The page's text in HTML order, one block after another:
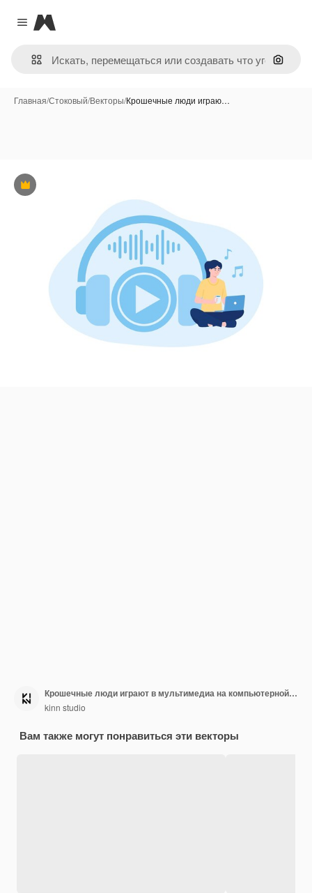
Close menu
Magnific
Поиск
Главная/Стоковый/Векторы/Крошечные люди играю…
Премиум
Крошечные люди играют в мультимедиа на компьютерной концепции плоской иллюстрации
kinn studio
Вам также могут понравиться эти векторы